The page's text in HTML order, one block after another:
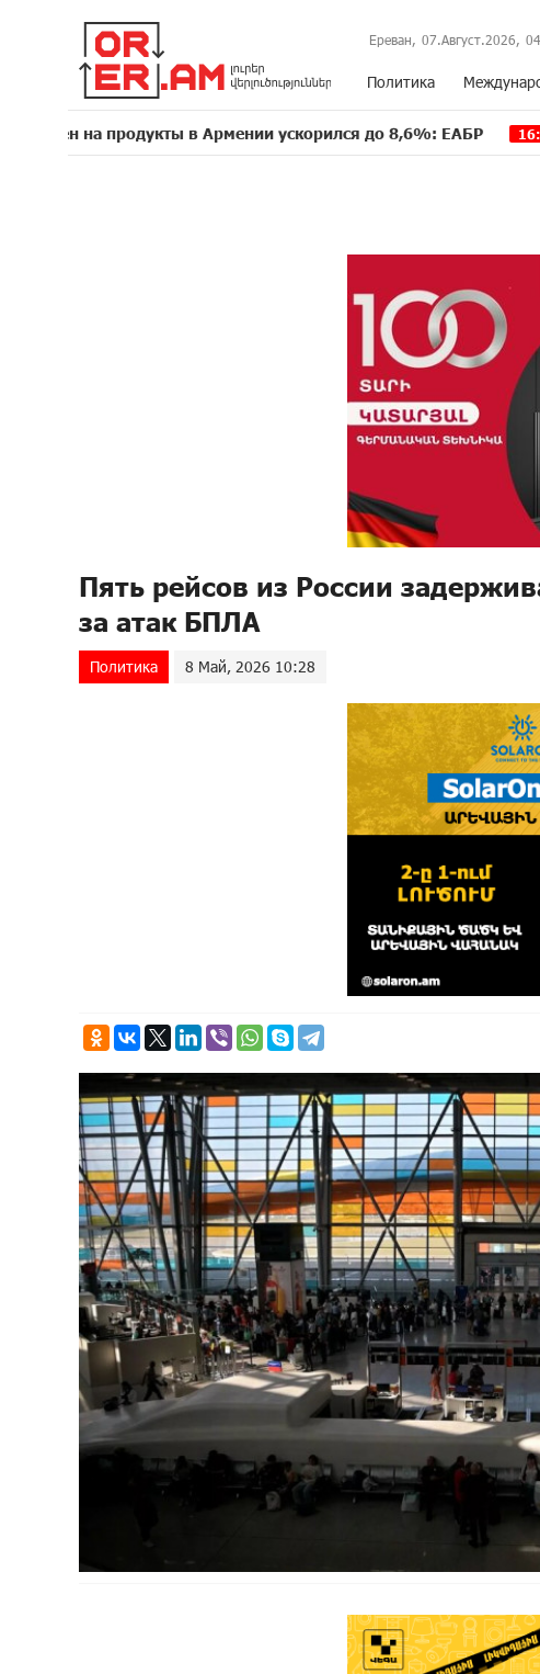
Ереван, 07.Август.2026, 04
Политика
продукты в Армении ускорился до 8,6%: ЕАБР 16:39 Трамп:
Пять рейсов из России
за атак БПЛА
Политика 8 Май, 2026 10:28